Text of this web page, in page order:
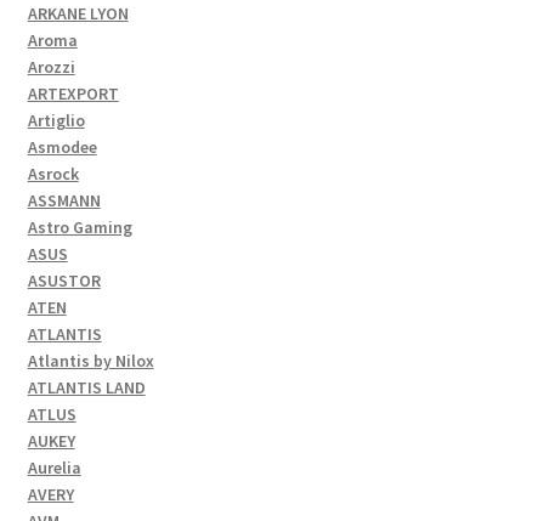
ARKANE LYON
Aroma
Arozzi
ARTEXPORT
Artiglio
Asmodee
Asrock
ASSMANN
Astro Gaming
ASUS
ASUSTOR
ATEN
ATLANTIS
Atlantis by Nilox
ATLANTIS LAND
ATLUS
AUKEY
Aurelia
AVERY